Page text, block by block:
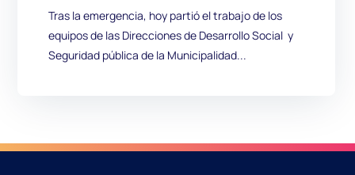
Tras la emergencia, hoy partió el trabajo de los
equipos de las Direcciones de Desarrollo Social y
Seguridad pública de la Municipalidad...